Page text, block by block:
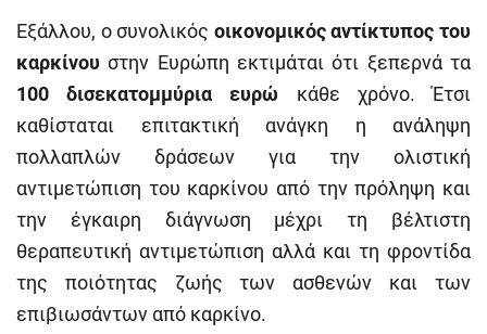
Εξάλλου, ο συνολικός οικονομικός αντίκτυπος του
καρκίνου στην Ευρώπη εκτιμάται ότι ξεπερνά τα
100 δισεκατομμύρια ευρώ κάθε χρόνο. Έτσι
καθίσταται επιτακτική ανάγκη η ανάληψη
πολλαπλών δράσεων για την ολιστική
αντιμετώπιση του καρκίνου από την πρόληψη και
την έγκαιρη διάγνωση μέχρι τη βέλτιστη
θεραπευτική αντιμετώπιση αλλά και τη φροντίδα
της ποιότητας ζωής των ασθενών και των
επιβιωσάντων από καρκίνο.